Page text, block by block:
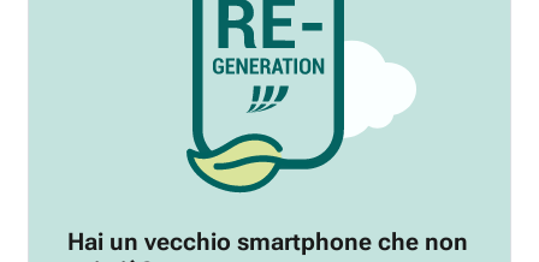
Hai un vecchio smartphone che non